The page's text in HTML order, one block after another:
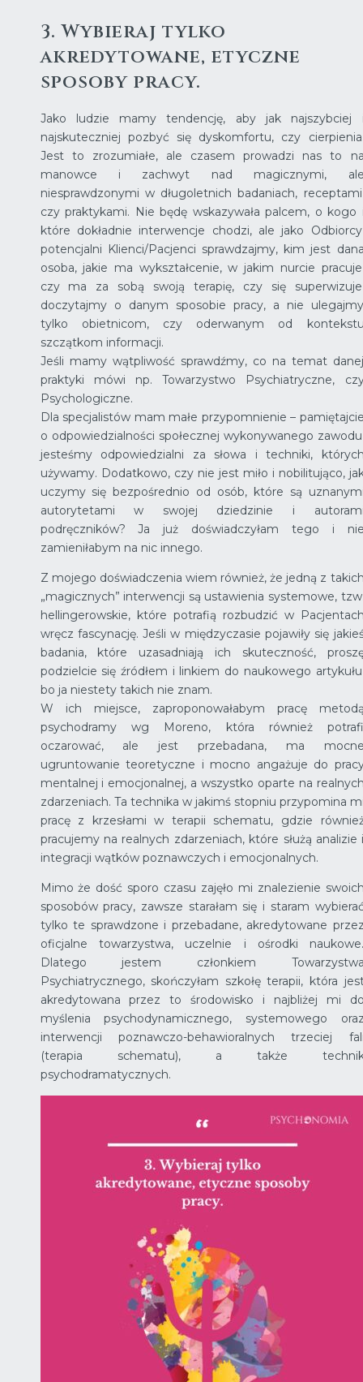
3. Wybieraj tylko
akredytowane, etyczne
sposoby pracy.
Jako ludzie mamy tendencję, aby jak najszybciej
najskuteczniej pozbyć się dyskomfortu, czy
Jest to zrozumiałe, ale czasem prowadzi nas to
manowce i zachwyt nad magicznymi,
niesprawdzonymi w długoletnich badaniach,
czy praktykami. Nie będę wskazywała palcem, o kogo
które dokładnie interwencje chodzi, ale jako
potencjalni Klienci/Pacjenci sprawdzajmy, kim jest
osoba, jakie ma wykształcenie, w jakim nurcie
czy ma za sobą swoją terapię, czy się
doczytajmy o danym sposobie pracy, a nie
tylko obietnicom, czy oderwanym od
szczątkom informacji.
Jeśli mamy wątpliwość sprawdźmy, co na temat
praktyki mówi np. Towarzystwo Psychiatryczne,
Psychologiczne.
Dla specjalistów mam małe przypomnienie –
o odpowiedzialności społecznej wykonywanego
jesteśmy odpowiedzialni za słowa i techniki,
używamy. Dodatkowo, czy nie jest miło i nobilitująco,
uczymy się bezpośrednio od osób, które są
autorytetami w swojej dziedzinie i
podręczników? Ja już doświadczyłam tego i
zamieniłabym na nic innego.
Z mojego doświadczenia wiem również, że jedną z
„magicznych” interwencji są ustawienia systemowe,
hellingerowskie, które potrafią rozbudzić w
wręcz fascynację. Jeśli w międzyczasie pojawiły się
badania, które uzasadniają ich skuteczność,
podzielcie się źródłem i linkiem do naukowego
bo ja niestety takich nie znam.
W ich miejsce, zaproponowałabym pracę
psychodramy wg Moreno, która również
oczarować, ale jest przebadana, ma
ugruntowanie teoretyczne i mocno angażuje do
mentalnej i emocjonalnej, a wszystko oparte na
zdarzeniach. Ta technika w jakimś stopniu przypomina
pracę z krzesłami w terapii schematu, gdzie
pracujemy na realnych zdarzeniach, które służą analizie
integracji wątków poznawczych i emocjonalnych.
Mimo że dość sporo czasu zajęło mi znalezienie
sposobów pracy, zawsze starałam się i staram
tylko te sprawdzone i przebadane, akredytowane
oficjalne towarzystwa, uczelnie i ośrodki
Dlatego jestem członkiem
Psychiatrycznego, skończyłam szkołę terapii, która
akredytowana przez to środowisko i najbliżej mi
myślenia psychodynamicznego, systemowego
interwencji poznawczo-behawioralnych trzeciej
(terapia schematu), a także
psychodramatycznych.